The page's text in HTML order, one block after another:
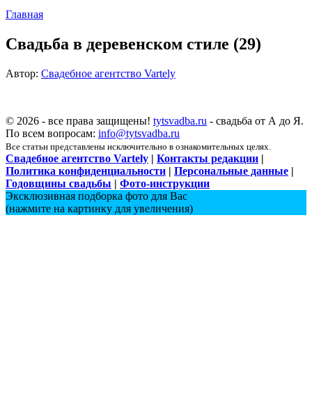
Главная
Свадьба в деревенском стиле (29)
Автор: Свадебное агентство Vartely
© 2026 - все права защищены! tytsvadba.ru - свадьба от А до Я.
По всем вопросам: info@tytsvadba.ru
Все статьи представлены исключительно в ознакомительных целях.
Свадебное агентство Vartely | Контакты редакции |
Политика конфиденциальности | Персональные данные |
Годовщины свадьбы | Фото-инструкции
Эксклюзивная подборка фото для Вас
(нажмите на картинку для увеличения)